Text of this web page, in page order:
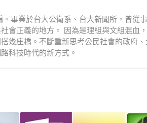
畢業於台大公衛系、台大新聞所，曾從
會正義的地方。 因為是理組與文組混血
幾座橋。不斷重新思考公民社會的政府
科技時代的新方式。